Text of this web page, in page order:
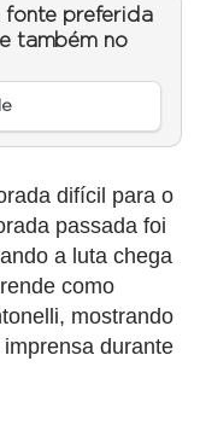
fonte preferida
também no
difícil para o
passada foi
a luta chega
como
mostrando
durante